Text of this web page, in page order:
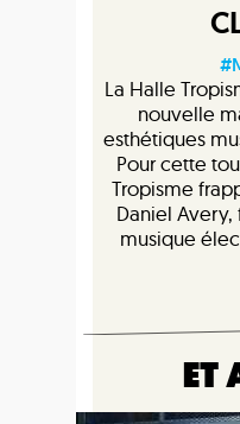
La Halle
nouvelle
esthétiques
Pour cette
Tropisme
Daniel
musique
ET